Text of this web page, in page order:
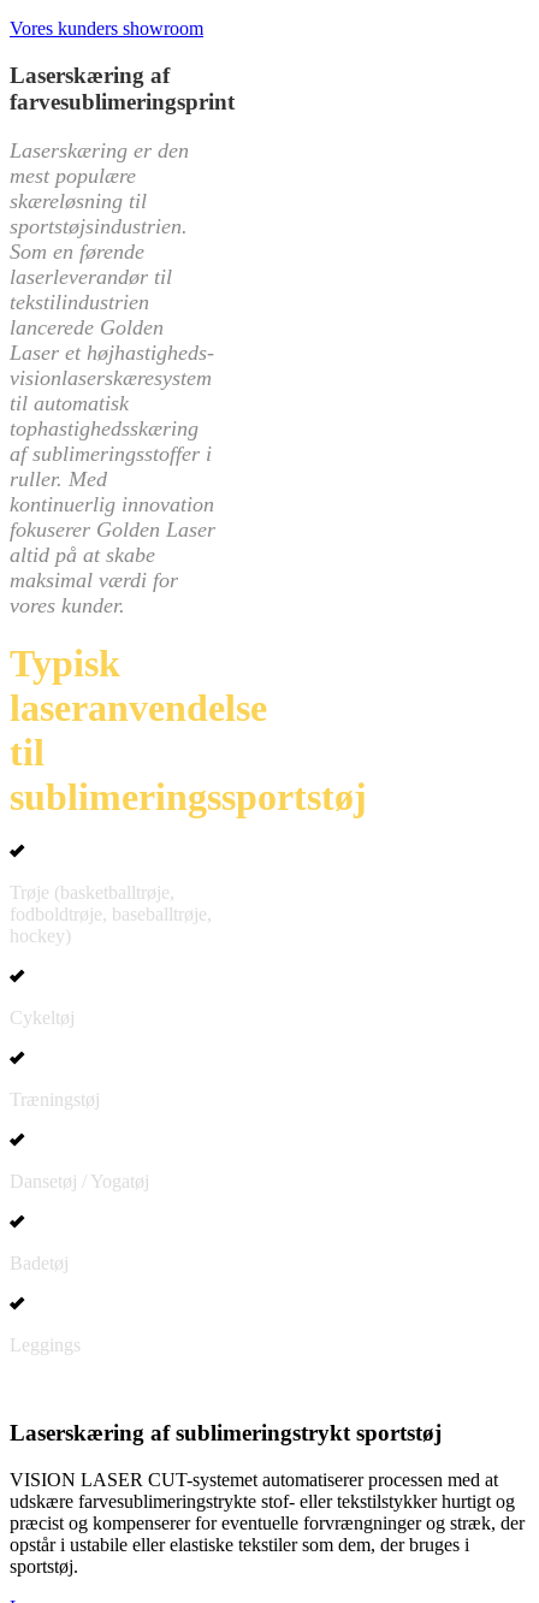
Vores kunders showroom
Laserskæring af
farvesublimeringsprint
Laserskæring er den
mest populære
skæreløsning til
sportstøjsindustrien.
Som en førende
laserleverandør til
tekstilindustrien
lancerede Golden
Laser et højhastigheds-
visionlaserskæresystem
til automatisk
tophastighedsskæring
af sublimeringsstoffer i
ruller. Med
kontinuerlig innovation
fokuserer Golden Laser
altid på at skabe
maksimal værdi for
vores kunder.
Typisk
laseranvendelse
til
sublimeringssportstøj
Trøje (basketballtrøje,
fodboldtrøje, baseballtrøje,
hockey)
Cykeltøj
Træningstøj
Dansetøj / Yogatøj
Badetøj
Leggings
Laserskæring af sublimeringstrykt sportstøj
VISION LASER CUT-systemet automatiserer processen med at
udskære farvesublimeringstrykte stof- eller tekstilstykker hurtigt og
præcist og kompenserer for eventuelle forvrængninger og stræk, der
opstår i ustabile eller elastiske tekstiler som dem, der bruges i
sportstøj.